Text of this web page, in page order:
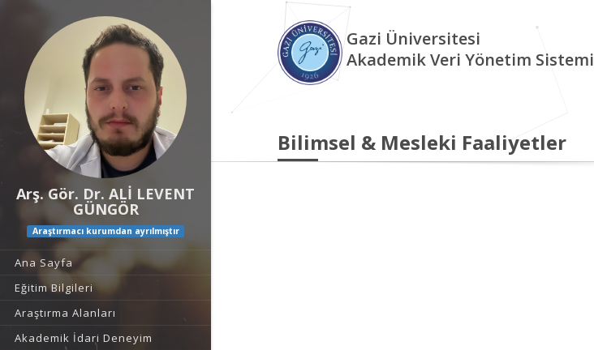
Arş. Gör. Dr. ALİ LEVENT
GÜNGÖR
Araştırmacı kurumdan ayrılmıştır
Ana Sayfa
Eğitim Bilgileri
Araştırma Alanları
Akademik İdari Deneyim
Gazi Üniversitesi
Akademik Veri Yönetim Sistemi
Bilimsel & Mesleki Faaliyetler